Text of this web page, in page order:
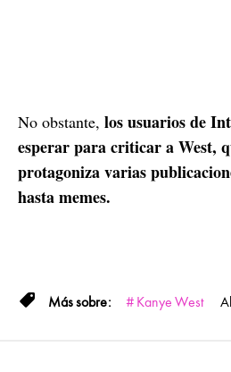
No obstante, los usuarios de
esperar para criticar a West,
protagoniza varias
hasta memes.
Kanye West